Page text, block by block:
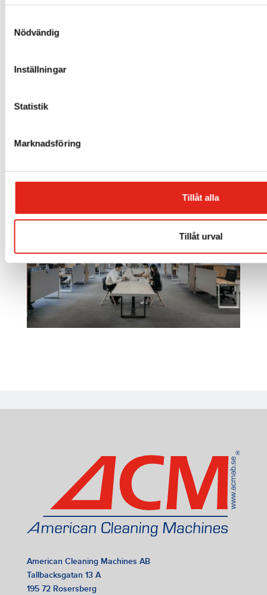
Nödvändig
Inställningar
Statistik
Marknadsföring
Tillåt alla
Tillåt urval
kontoret rent och fräscht, utan du investerar också i en
mer effektiv och således mer miljövänlig rengöring av
vägen till en ren arbetsplats med gratis leverans av våra
funderingar om våra produkter eller service.
American Cleaning Machines AB
Tallbacksgatan 13 A
195 72 Rosersberg